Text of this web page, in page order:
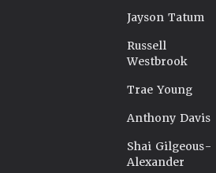
Jayson Tatum
Russell
Westbrook
Trae Young
Anthony Davis
Shai Gilgeous-
Alexander